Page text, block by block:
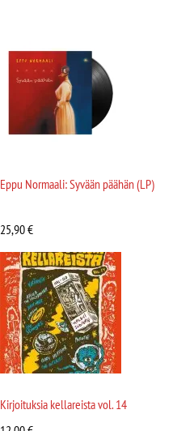
Eppu Normaali: Syvään päähän (LP)
25,90€
Kirjoituksia kellareista vol. 14